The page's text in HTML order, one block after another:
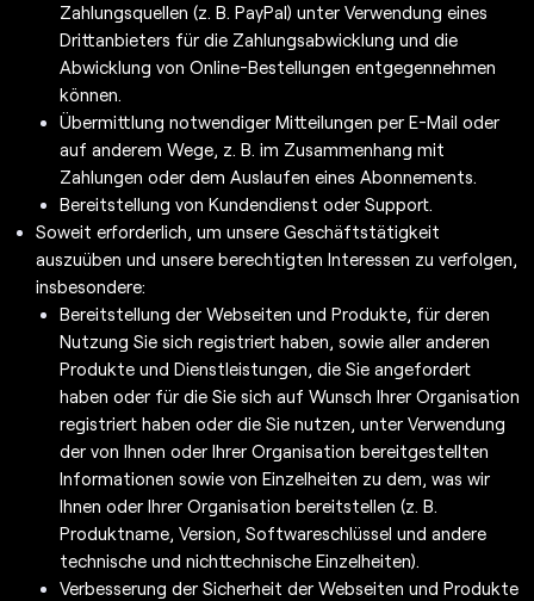
Zahlungsquellen (z. B. PayPal) unter Verwendung eines
Drittanbieters für die Zahlungsabwicklung und die
Abwicklung von Online-Bestellungen entgegennehmen
können.
Übermittlung notwendiger Mitteilungen per E-Mail oder
auf anderem Wege, z. B. im Zusammenhang mit
Zahlungen oder dem Auslaufen eines Abonnements.
Bereitstellung von Kundendienst oder Support.
Soweit erforderlich, um unsere Geschäftstätigkeit
auszuüben und unsere berechtigten Interessen zu verfolgen,
insbesondere:
Bereitstellung der Webseiten und Produkte, für deren
Nutzung Sie sich registriert haben, sowie aller anderen
Produkte und Dienstleistungen, die Sie angefordert
haben oder für die Sie sich auf Wunsch Ihrer Organisation
registriert haben oder die Sie nutzen, unter Verwendung
der von Ihnen oder Ihrer Organisation bereitgestellten
Informationen sowie von Einzelheiten zu dem, was wir
Ihnen oder Ihrer Organisation bereitstellen (z. B.
Produktname, Version, Softwareschlüssel und andere
technische und nichttechnische Einzelheiten).
Verbesserung der Sicherheit der Webseiten und Produkte